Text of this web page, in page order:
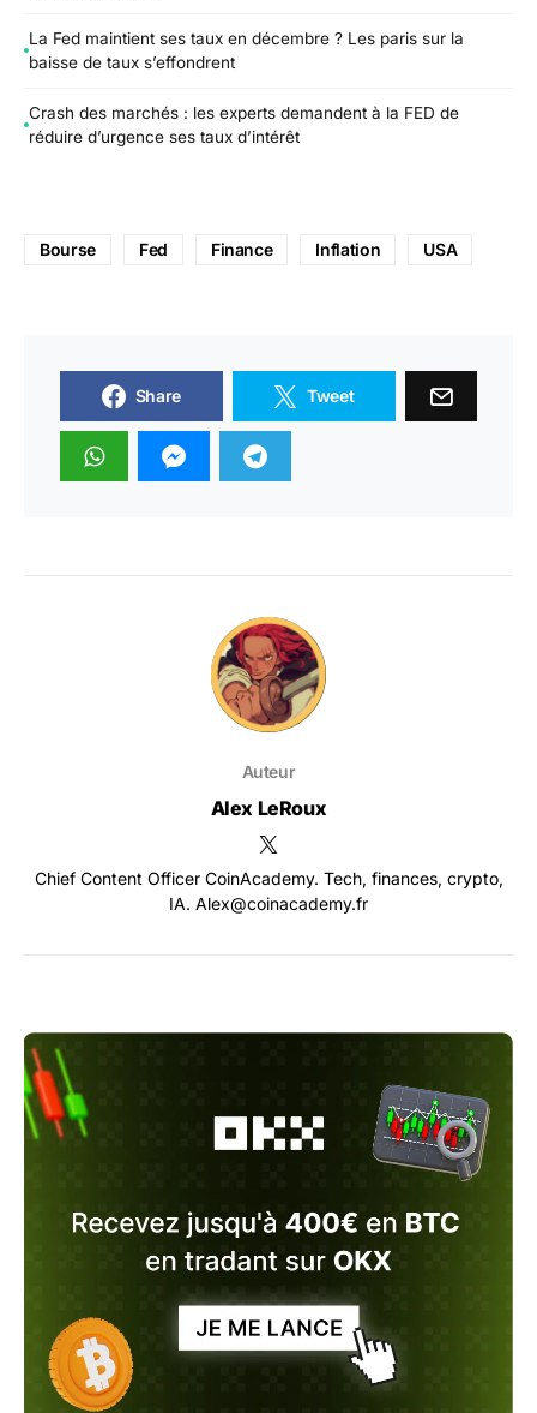
La Fed maintient ses taux en décembre ? Les paris sur la
baisse de taux s’effondrent
Crash des marchés : les experts demandent à la FED de
réduire d’urgence ses taux d’intérêt
Bourse Fed Finance Inflation USA
Share Tweet
Auteur
Alex LeRoux
Chief Content Officer CoinAcademy. Tech, finances, crypto,
IA. Alex@coinacademy.fr